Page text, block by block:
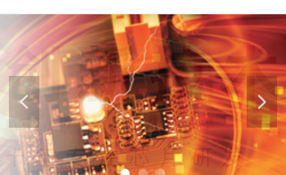
넳 넲